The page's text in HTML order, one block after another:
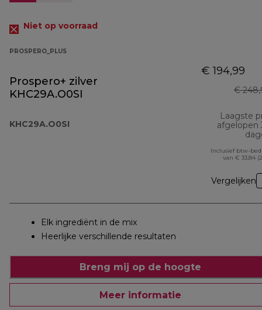
Niet op voorraad
PROSPERO_PLUS
Prospero+ zilver
KHC29A.O0SI
KHC29A.O0SI
€ 194,99
€
Laagste
afgelopen
Inclusief btw-
van € 33,84
Vergelijken
Elk ingrediënt in de mix
Heerlijke verschillende resultaten
Breng mij op de hoogte
Meer informatie